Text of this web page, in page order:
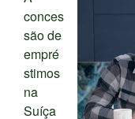
conces
são de
empré
stimos
na
Suíça